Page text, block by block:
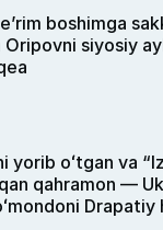
boshimga
Oripovni siyosiy
yorib oʻtgan va
qahramon —
Drapatiy